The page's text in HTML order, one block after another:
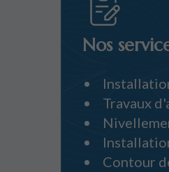
Nos
Travaux
Contour